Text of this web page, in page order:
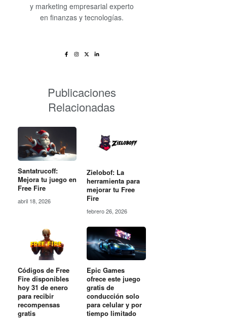
y marketing empresarial experto
en finanzas y tecnologías.
Publicaciones
Relacionadas
Santatrucoff:
Mejora tu juego en
Free Fire
abril 18, 2026
Zielobof: La
herramienta para
mejorar tu Free
Fire
febrero 26, 2026
Códigos de Free
Fire disponibles
hoy 31 de enero
para recibir
recompensas
gratis
Epic Games
ofrece este juego
gratis de
conducción solo
para celular y por
tiempo limitado